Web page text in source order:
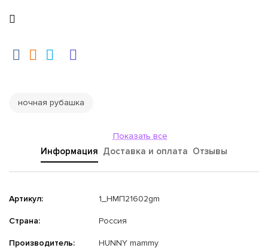
ночная рубашка
Показать все
Информация Доставка и оплата Отзывы
Артикул: 1_НМП21602gm
Страна: Россия
Производитель: HUNNY mammy